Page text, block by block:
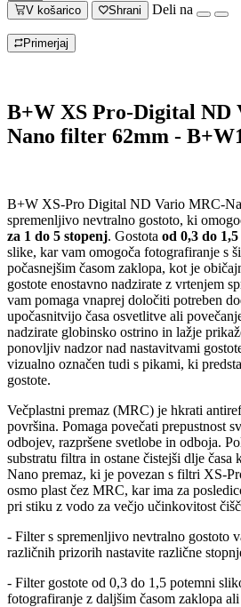
V košarico Shrani Deli na
Primerjaj
B+W XS Pro-Digital ND
Nano filter 62mm -
B+W XS-Pro Digital ND Vario MRC-
spremenljivo nevtralno gostoto, ki
za 1 do 5 stopenj. Gostota od 0,3 do 1,5
slike, kar vam omogoča fotografiranje s
počasnejšim časom zaklopa, kot je
gostote enostavno nadzirate z vrtenjem
vam pomaga vnaprej določiti potreben
upočasnitvijo časa osvetlitve ali
nadzirate globinsko ostrino in lažje
ponovljiv nadzor nad nastavitvami
vizualno označen tudi s pikami, ki
gostote.
Večplastni premaz (MRC) je hkrati
površina. Pomaga povečati prepustnost
odbojev, razpršene svetlobe in odboja.
substratu filtra in ostane čistejši dlje časa
Nano premaz, ki je povezan s filtri XS-
osmo plast čez MRC, kar ima za
pri stiku z vodo za večjo učinkovitost
- Filter s spremenljivo nevtralno gostoto
različnih prizorih nastavite različne
- Filter gostote od 0,3 do 1,5 potemni
fotografiranje z daljšim časom zaklopa